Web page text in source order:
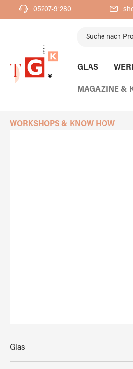
Zur Hauptnavigation
05207-91280
GLAS
MAGAZINE &
WORKSHOPS & KNOW HOW
Glas